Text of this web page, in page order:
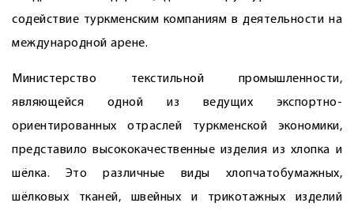
содействие туркменским компаниям в деятельности на
международной арене.
Министерство текстильной промышленности,
являющейся одной из ведущих экспортно-
ориентированных отраслей туркменской экономики,
представило высококачественные изделия из хлопка и
шёлка. Это различные виды хлопчатобумажных,
шёлковых тканей, швейных и трикотажных изделий